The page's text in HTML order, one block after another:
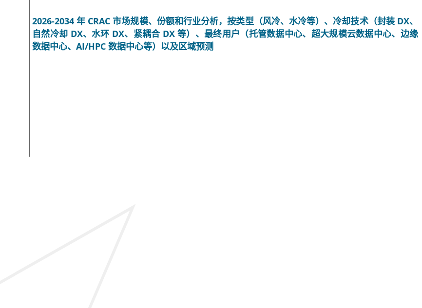
2026-2034 年 CRAC 市场规模、份额和行业分析，按类型（风冷、水冷等）、冷却技术（封装 DX、
自然冷却 DX、水环 DX、紧耦合 DX 等）、最终用户（托管数据中心、超大规模云数据中心、边缘
数据中心、AI/HPC 数据中心等）以及区域预测